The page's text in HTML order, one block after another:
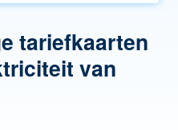
tariefkaarten
van